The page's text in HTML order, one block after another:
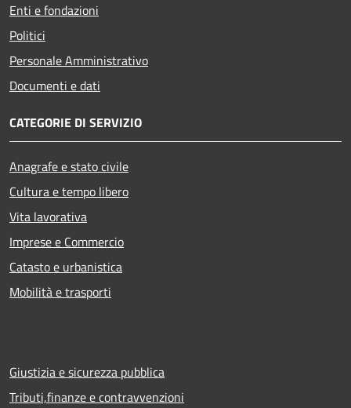
Enti e fondazioni
Politici
Personale Amministrativo
Documenti e dati
CATEGORIE DI SERVIZIO
Anagrafe e stato civile
Cultura e tempo libero
Vita lavorativa
Imprese e Commercio
Catasto e urbanistica
Mobilità e trasporti
Giustizia e sicurezza pubblica
Tributi,finanze e contravvenzioni